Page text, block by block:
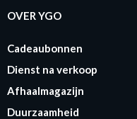
OVER YGO
Cadeaubonnen
Dienst na verkoop
Afhaalmagazijn
Duurzaamheid